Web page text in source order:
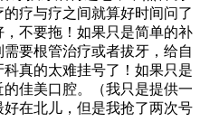
疗与疗之间就算好时间问了
不要拖！如果只是简单的补
要根管治疗或者拔牙，给自
真的太难挂号了！如果只是
佳美口腔。（我只是提供一
在北儿，但是我抢了两次号